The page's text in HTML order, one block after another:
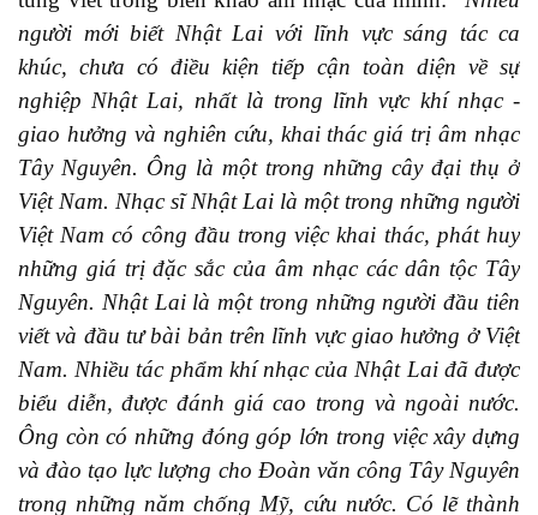
người mới biết Nhật Lai với lĩnh vực sáng tác ca
khúc, chưa có điều kiện tiếp cận toàn diện về sự
nghiệp Nhật Lai, nhất là trong lĩnh vực khí nhạc -
giao hưởng và nghiên cứu, khai thác giá trị âm nhạc
Tây Nguyên. Ông là một trong những cây đại thụ ở
Việt Nam. Nhạc sĩ Nhật Lai là một trong những người
Việt Nam có công đầu trong việc khai thác, phát huy
những giá trị đặc sắc của âm nhạc các dân tộc Tây
Nguyên. Nhật Lai là một trong những người đầu tiên
viết và đầu tư bài bản trên lĩnh vực giao hưởng ở Việt
Nam. Nhiều tác phẩm khí nhạc của Nhật Lai đã được
biểu diễn, được đánh giá cao trong và ngoài nước.
Ông còn có những đóng góp lớn trong việc xây dựng
và đào tạo lực lượng cho Đoàn văn công Tây Nguyên
trong những năm chống Mỹ, cứu nước. Có lẽ thành